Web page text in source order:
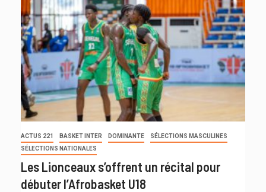
ACTUS 221 BASKET INTER DOMINANTE
SÉLECTIONS MASCULINES
SÉLECTIONS NATIONALES
Les Lionceaux s’offrent un récital pour
débuter l’Afrobasket U18